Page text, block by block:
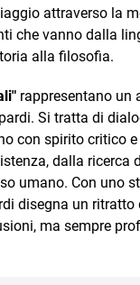
attraverso la
che vanno dalla
alla filosofia.
rappresentano un
Si tratta di
con spirito critico
dalla ricerca
umano. Con uno
disegna un ritratto
ma sempre